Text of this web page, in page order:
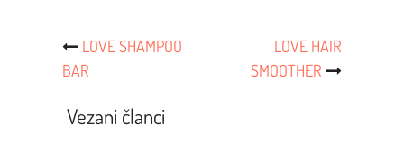
Post
Navigacija
LOVE SHAMPOO
BAR
LOVE HAIR
SMOOTHER
Vezani članci